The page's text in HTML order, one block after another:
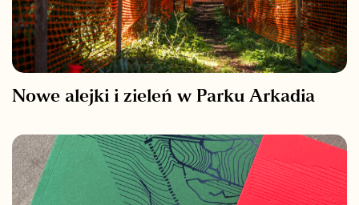
Nowe alejki i zieleń w Parku Arkadia